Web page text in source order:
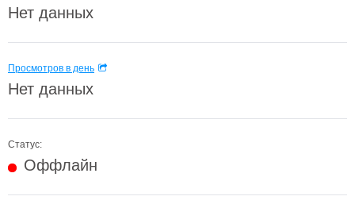
Нет данных
Просмотров в день
Нет данных
Статус:
Оффлайн